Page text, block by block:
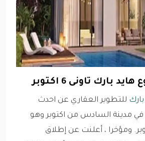
بارك تاونى 6 اكتوبر
للتطوير العقاري عن احدث
في مدينة السادس من اكتوبر وهو
تاونى 6 اكتوبر. ومؤخرا ، أعلنت عن إطلاق